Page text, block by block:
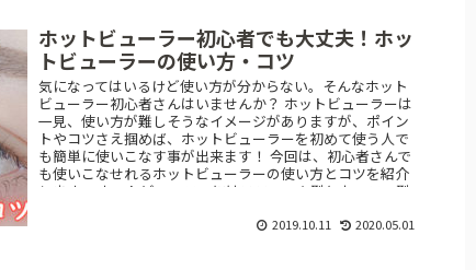
ホットビューラー初心者でも大丈夫！ホッ
トビューラーの使い方・コツ
気になってはいるけど使い方が分からない。そんなホット
ビューラー初心者さんはいませんか？ ホットビューラーは
一見、使い方が難しそうなイメージがありますが、ポイン
トやコツさえ掴めば、ホットビューラーを初めて使う人で
も簡単に使いこなす事が出来ます！ 今回は、初心者さんで
も使いこなせれるホットビューラーの使い方とコツを紹介
します。 ホットビューラーにはスティック型とカーラー型
して難しいと思われがちなスティック型のホットビューラ
2019.10.11 2020.05.01